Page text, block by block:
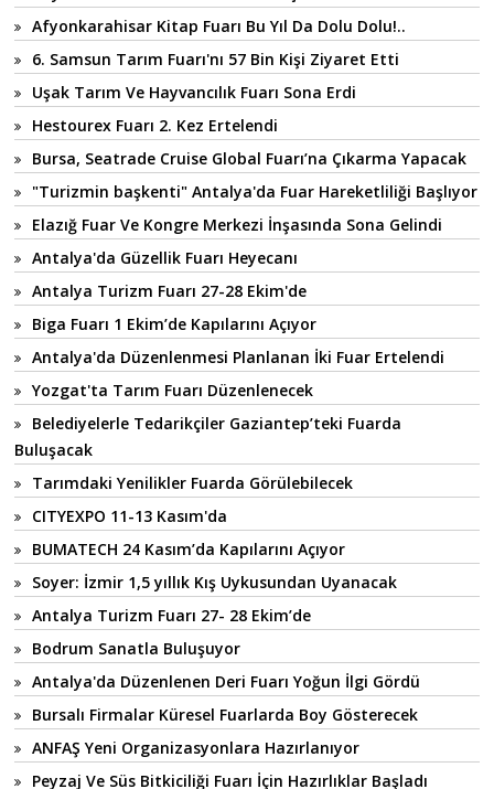
Afyonkarahisar Kitap Fuarı Bu Yıl Da Dolu Dolu!..
6. Samsun Tarım Fuarı'nı 57 Bin Kişi Ziyaret Etti
Uşak Tarım Ve Hayvancılık Fuarı Sona Erdi
Hestourex Fuarı 2. Kez Ertelendi
Bursa, Seatrade Cruise Global Fuarı’na Çıkarma Yapacak
"Turizmin başkenti" Antalya'da Fuar Hareketliliği Başlıyor
Elazığ Fuar Ve Kongre Merkezi İnşasında Sona Gelindi
Antalya'da Güzellik Fuarı Heyecanı
Antalya Turizm Fuarı 27-28 Ekim'de
Biga Fuarı 1 Ekim’de Kapılarını Açıyor
Antalya'da Düzenlenmesi Planlanan İki Fuar Ertelendi
Yozgat'ta Tarım Fuarı Düzenlenecek
Belediyelerle Tedarikçiler Gaziantep’teki Fuarda
Buluşacak
Tarımdaki Yenilikler Fuarda Görülebilecek
CITYEXPO 11-13 Kasım'da
BUMATECH 24 Kasım’da Kapılarını Açıyor
Soyer: İzmir 1,5 yıllık Kış Uykusundan Uyanacak
Antalya Turizm Fuarı 27- 28 Ekim’de
Bodrum Sanatla Buluşuyor
Antalya'da Düzenlenen Deri Fuarı Yoğun İlgi Gördü
Bursalı Firmalar Küresel Fuarlarda Boy Gösterecek
ANFAŞ Yeni Organizasyonlara Hazırlanıyor
Peyzaj Ve Süs Bitkiciliği Fuarı İçin Hazırlıklar Başladı